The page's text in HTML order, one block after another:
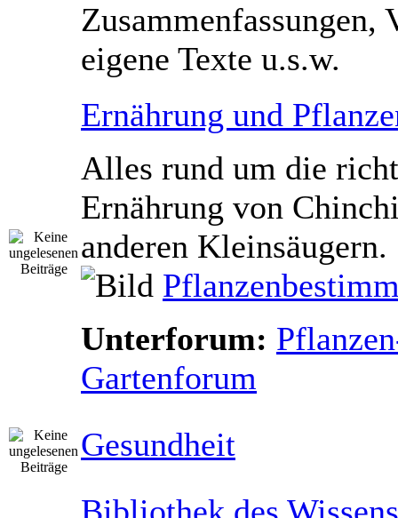
Zusammenfassungen,
eigene Texte u.s.w.
Ernährung und
Alles rund um die
Ernährung von
anderen Kleinsäugern.
Unterforum:
Gartenforum
Gesundheit